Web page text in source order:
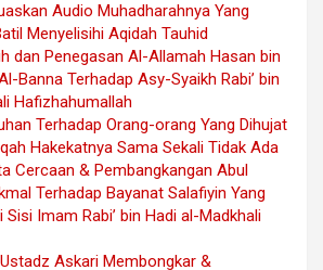
Audio Muhadharahnya Yang
Menyelisihi Aqidah Tauhid
dan Penegasan Al-Allamah Hasan bin
Banna Terhadap Asy-Syaikh Rabi’ bin
Hafizhahumallah
Terhadap Orang-orang Yang Dihujat
Hakekatnya Sama Sekali Tidak Ada
Cercaan & Pembangkangan Abul
Terhadap Bayanat Salafiyin Yang
Sisi Imam Rabi’ bin Hadi al-Madkhali
Askari Membongkar &